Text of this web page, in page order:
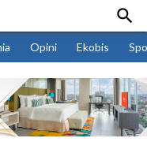

Opini Ekobis